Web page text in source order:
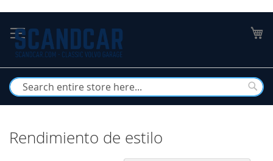
to
Content
Rendimiento de estilo